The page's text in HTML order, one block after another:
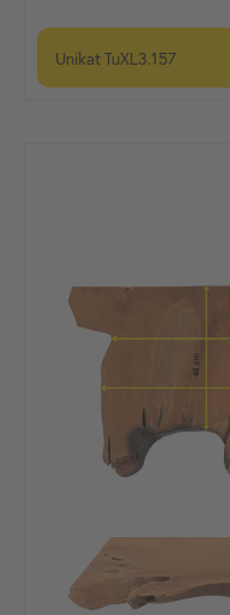
UnikatTuXL3.157